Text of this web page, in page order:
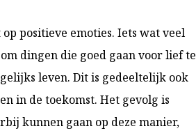
positieve emoties. Iets wat veel
dingen die goed gaan voor lief te
leven. Dit is gedeeltelijk ook
in de toekomst. Het gevolg is
kunnen gaan op deze manier,